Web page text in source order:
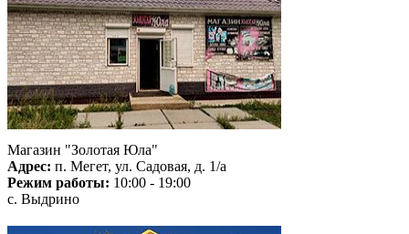
Магазин "Золотая Юла"
Адрес: п. Мегет, ул. Садовая, д. 1/а
Режим работы: 10:00 - 19:00
с. Выдрино